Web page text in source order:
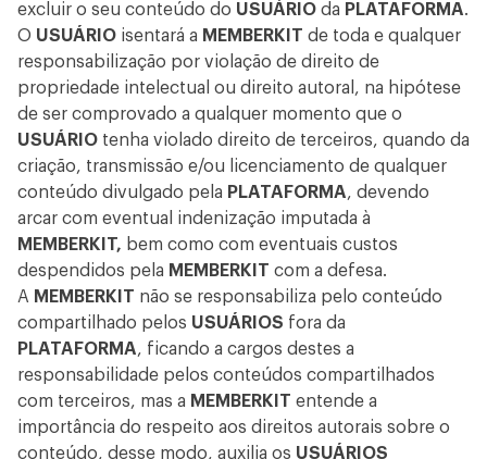
excluir o seu conteúdo do USUÁRIO da PLATAFORMA.
O USUÁRIO isentará a MEMBERKIT de toda e qualquer
responsabilização por violação de direito de
propriedade intelectual ou direito autoral, na hipótese
de ser comprovado a qualquer momento que o
USUÁRIO tenha violado direito de terceiros, quando da
criação, transmissão e/ou licenciamento de qualquer
conteúdo divulgado pela PLATAFORMA, devendo
arcar com eventual indenização imputada à
MEMBERKIT, bem como com eventuais custos
despendidos pela MEMBERKIT com a defesa.
A MEMBERKIT não se responsabiliza pelo conteúdo
compartilhado pelos USUÁRIOS fora da
PLATAFORMA, ficando a cargos destes a
responsabilidade pelos conteúdos compartilhados
com terceiros, mas a MEMBERKIT entende a
importância do respeito aos direitos autorais sobre o
conteúdo, desse modo, auxilia os USUÁRIOS